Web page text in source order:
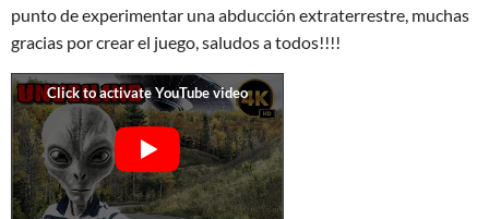
punto de experimentar una abducción extraterrestre, muchas
gracias por crear el juego, saludos a todos!!!!